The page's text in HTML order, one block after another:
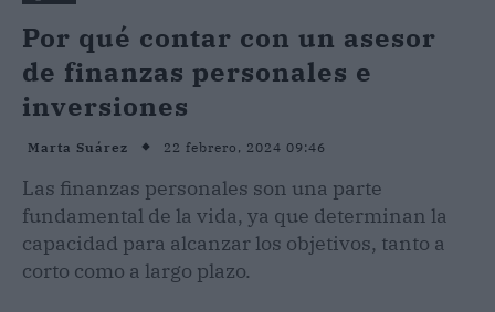
Por qué contar con un asesor
de finanzas personales e
inversiones
Marta Suárez 22 febrero, 2024 09:46
Las finanzas personales son una parte
fundamental de la vida, ya que determinan la
capacidad para alcanzar los objetivos, tanto a
corto como a largo plazo.